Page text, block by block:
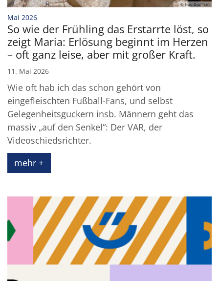
© Huu Duc Tran
Mai 2026:
So wie der Frühling das Erstarrte löst, so
zeigt Maria: Erlösung beginnt im Herzen
– oft ganz leise, aber mit großer Kraft.
11. Mai 2026
Wie oft hab ich das schon gehört von
eingefleischten Fußball-Fans, und selbst
Gelegenheitsguckern insb. Männern geht das
massiv „auf den Senkel“: Der VAR, der
Videoschiedsrichter.
mehr +